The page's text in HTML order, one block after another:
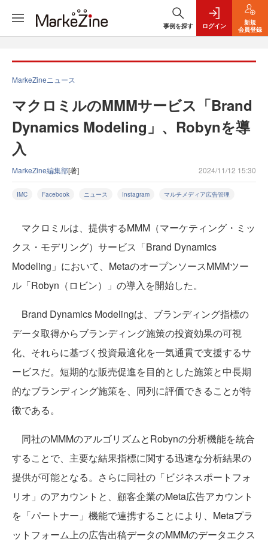
事例を探す ログイン
新規
会員登録
MarkeZineニュース
マクロミルのMMMサービス「Brand
Dynamics Modeling」、Robynを導
入
MarkeZine編集部[著] 2024/11/12 15:30
IMC Facebook ニュース Instagram マルチメディア広告管理
マクロミルは、提供するMMM（マーケティング・ミッ
クス・モデリング）サービス「Brand Dynamics
Modeling」において、MetaのオープンソースMMMツー
ル「Robyn（ロビン）」の導入を開始した。
Brand Dynamics Modelingは、ブランディング指標の
データ取得からブランディング施策の投資効果の可視
化、それらに基づく投資最適化を一気通貫で支援するサ
ービスだ。短期的な販売促進を目的とした施策と中長期
的なブランディング施策を、同列に評価できることが特
徴である。
同社のMMMのアルゴリズムとRobynの分析機能を統合
することで、主要な結果指標に関する迅速な分析結果の
提供が可能となる。さらに同社の「ビジネスポートフォ
リオ」のアカウントと、顧客企業のMeta広告アカウント
を「パートナー」機能で連携することにより、Metaプラ
ットフォーム上の広告出稿データのMMMのデータエクス